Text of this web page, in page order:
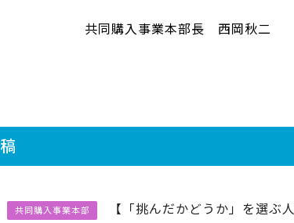
入事業本部長 西岡秋二
共同購入事業本部 【「挑んだかどうか」を選ぶ